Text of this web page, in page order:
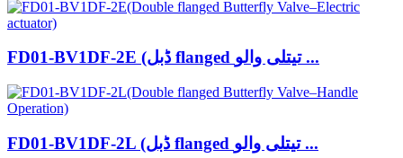
FD01-BV1DF-2E (ڈبل flanged تیتلی والو ...
FD01-BV1DF-2L (ڈبل flanged تیتلی والو ...